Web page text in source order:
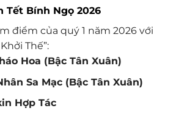
Tết Bính Ngọ 2026
điểm của quý 1 năm 2026 với
Thế”:
Hoa (Bậc Tân Xuân)
Sa Mạc (Bậc Tân Xuân)
Hợp Tác